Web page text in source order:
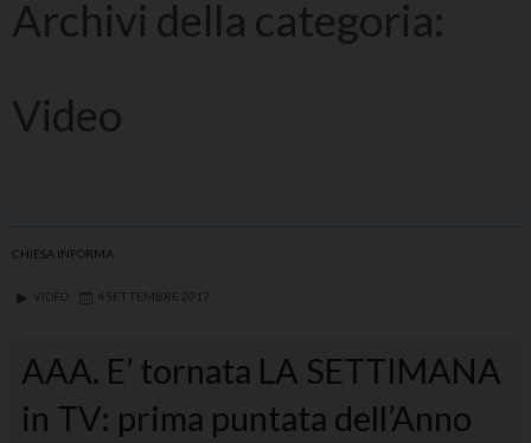
Archivi della categoria:
Video
CHIESA INFORMA
VIDEO 4 SETTEMBRE 2017
AAA. E’ tornata LA SETTIMANA
in TV: prima puntata dell’Anno